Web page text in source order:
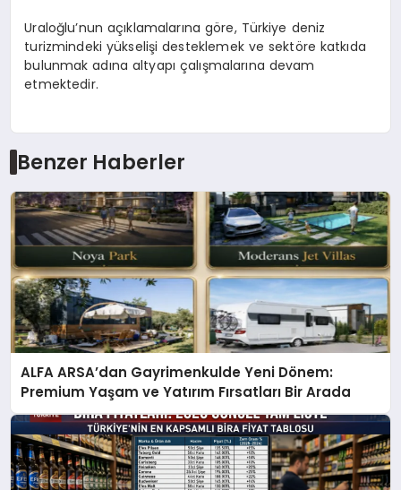
Uraloğlu’nun açıklamalarına göre, Türkiye deniz
turizmindeki yükselişi desteklemek ve sektöre katkıda
bulunmak adına altyapı çalışmalarına devam
etmektedir.
Benzer Haberler
ALFA ARSA’dan Gayrimenkulde Yeni Dönem:
Premium Yaşam ve Yatırım Fırsatları Bir Arada